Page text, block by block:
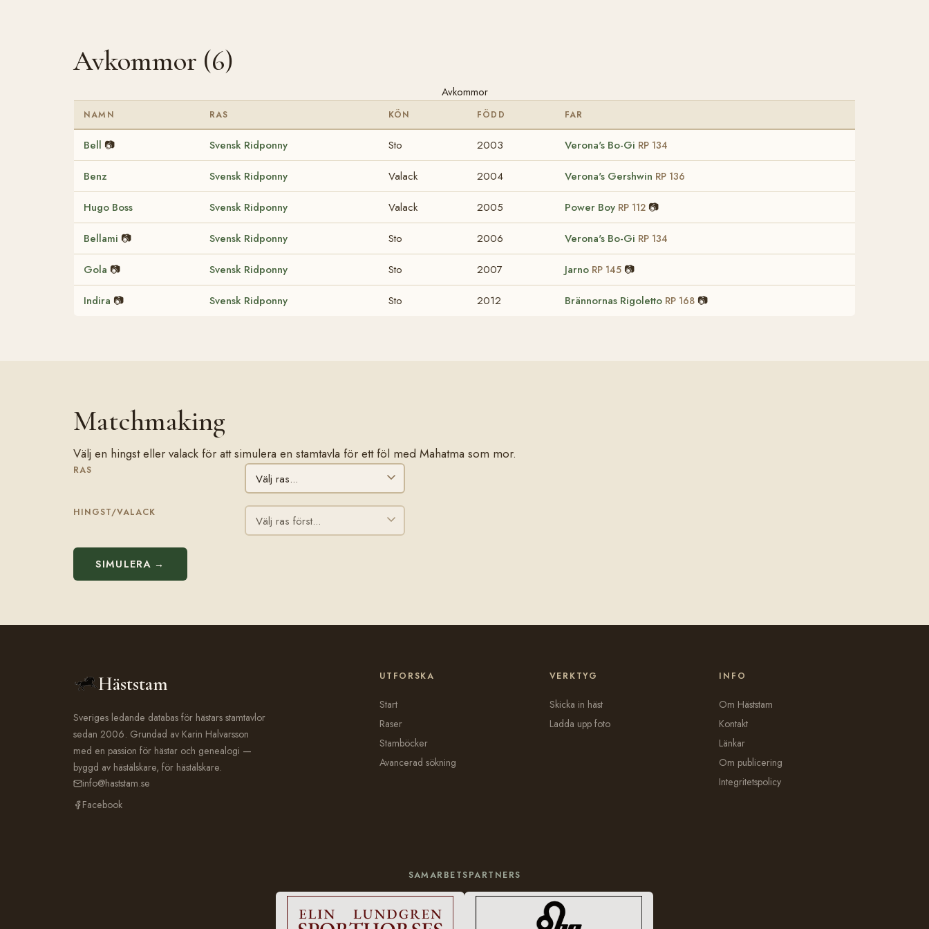
Avkommor (6)
Avkommor
NAMN RAS KÖN FÖDD FAR
Bell 📷 Svensk Ridponny Sto 2003 Verona's Bo-Gi RP 134
Benz Svensk Ridponny Valack 2004 Verona's Gershwin RP 136
Hugo Boss Svensk Ridponny Valack 2005 Power Boy RP 112 📷
Bellami 📷 Svensk Ridponny Sto 2006 Verona's Bo-Gi RP 134
Gola 📷 Svensk Ridponny Sto 2007 Jarno RP 145 📷
Indira 📷 Svensk Ridponny Sto 2012 Brännornas Rigoletto RP 168 📷
Matchmaking
Välj en hingst eller valack för att simulera en stamtavla för ett föl med Mahatma som mor.
RAS
HINGST/VALACK
SIMULERA →
Häststam
Sveriges ledande databas för hästars stamtavlor
sedan 2006. Grundad av Karin Halvarsson
med en passion för hästar och genealogi —
byggd av hästälskare, för hästälskare.
info@haststam.se
Facebook
UTFORSKA
Start
Raser
Stamböcker
Avancerad sökning
VERKTYG
Skicka in häst
Ladda upp foto
INFO
Om Häststam
Kontakt
Länkar
Om publicering
Integritetspolicy
SAMARBETSPARTNERS